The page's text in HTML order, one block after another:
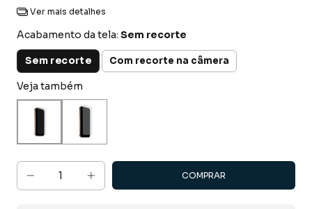
Ver mais detalhes
Acabamento da tela: Sem recorte
Sem recorte Com recorte na câmera
Veja também